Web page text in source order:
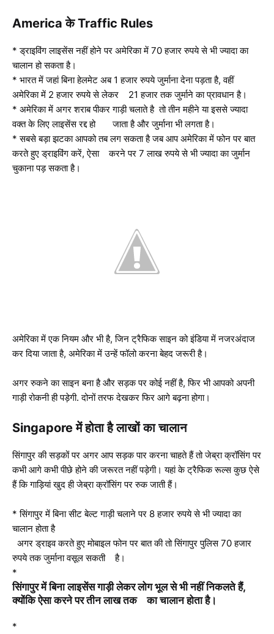
America के Traffic Rules
* ड्राइविंग लाइसेंस नहीं होने पर अमेरिका में 70 हजार रुपये से भी ज्यादा का
चालान हो सकता है।
* भारत में जहां बिना हेलमेट अब 1 हजार रुपये जुर्माना देना पड़ता है, वहीं
अमेरिका में 2 हजार रुपये से लेकर 21 हजार तक जुर्माने का प्रावधान है।
* अमेरिका में अगर शराब पीकर गाड़ी चलाते है तो तीन महीने या इससे ज्यादा
वक्त के लिए लाइसेंस रद्द हो जाता है और जुर्माना भी लगता है।
* सबसे बड़ा झटका आपको तब लग सकता है जब आप अमेरिका में फोन पर बात
करते हुए ड्राइविंग करें, ऐसा करने पर 7 लाख रुपये से भी ज्यादा का जुर्मान
चुकाना पड़ सकता है।
अमेरिका में एक नियम और भी है, जिन ट्रैफिक साइन को इंडिया में नजरअंदाज
कर दिया जाता है, अमेरिका में उन्हें फॉलो करना बेहद जरूरी है।
अगर रुकने का साइन बना है और सड़क पर कोई नहीं है, फिर भी आपको अपनी
गाड़ी रोकनी ही पड़ेगी. दोनों तरफ देखकर फिर आगे बढ़ना होगा।
Singapore में होता है लाखों का चालान
सिंगापुर की सड़कों पर अगर आप सड़क पार करना चाहते हैं तो जेब्रा क्रॉसिंग पर
कभी आगे कभी पीछे होने की जरूरत नहीं पड़ेगी। यहां के ट्रैफिक रूल्स कुछ ऐसे
हैं कि गाड़ियां खुद ही जेब्रा क्रॉसिंग पर रुक जाती हैं।
* सिंगापुर में बिना सीट बेल्ट गाड़ी चलाने पर 8 हजार रुपये से भी ज्यादा का
चालान होता है
अगर ड्राइव करते हुए मोबाइल फोन पर बात की तो सिंगापुर पुलिस 70 हजार
रुपये तक जुर्माना वसूल सकती है।
*
सिंगापुर में बिना लाइसेंस गाड़ी लेकर लोग भूल से भी नहीं निकलते हैं,
क्योंकि ऐसा करने पर तीन लाख तक का चालान होता है।
*